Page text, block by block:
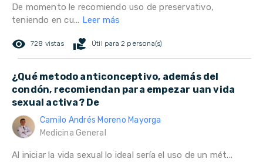
De momento le recomiendo uso de preservativo,
teniendo en cu... Leer más
remove_red_eye 728 vistas volunteer_activism Útil para 2 persona(s)
¿Qué metodo anticonceptivo, además del
condón, recomiendan para empezar uan vida
sexual activa? De
Camilo Andrés Moreno Mayorga
Medicina General
Al iniciar la vida sexual lo ideal sería el uso de un mét...